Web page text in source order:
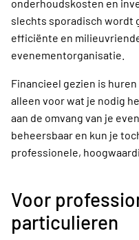
onderhoudskosten en
slechts sporadisch wordt
efficiënte en
evenementorganisatie.
Financieel gezien is
alleen voor wat je nodig
aan de omvang van je
beheersbaar en kun je
professionele,
Voor
particulieren